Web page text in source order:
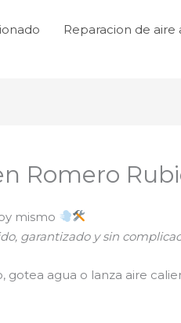
Reparacion de aire
Romero
mismo
garantizado y sin
gotea agua o lanza aire